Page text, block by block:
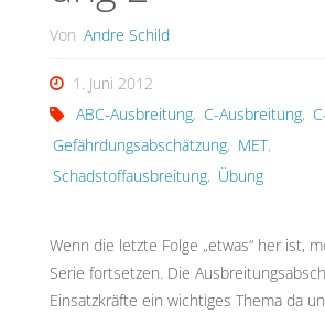
Von Andre Schild
1. Juni 2012
ABC-Ausbreitung, C-Ausbreitung,
Gefährdungsabschätzung, MET,
Schadstoffausbreitung, Übung
Wenn die letzte Folge „etwas“ her ist,
Serie fortsetzen. Die
Einsatzkräfte ein wichtiges Thema da